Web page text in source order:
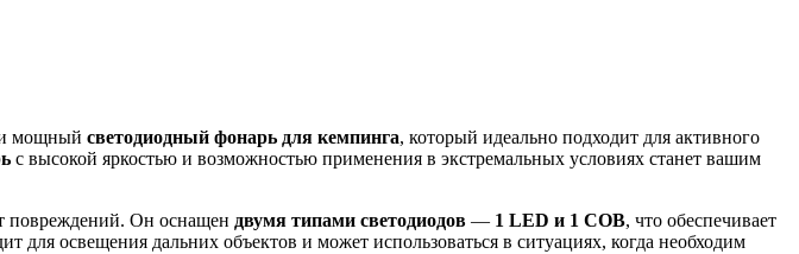
мощный светодиодный фонарь для кемпинга, который идеально подходит для активного
с высокой яркостью и возможностью применения в экстремальных условиях станет вашим
повреждений. Он оснащен двумя типами светодиодов — 1 LED и 1 COB, что обеспечивает
для освещения дальних объектов и может использоваться в ситуациях, когда необходим